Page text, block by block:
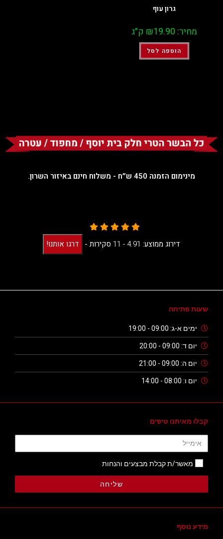
גרון עוף
מחיר: ₪19.90 ק״ג
הוספה לסל
מינימום הזמנה 450 ש״ח - משלוח חינם באיזור השרון.
דירוג ממוצע: 4.91 -
11 סקירות - דרגו אותנו!
שעות פתיחה
ימים א-ג: 09:00 - 19:00
יום ד: 09:00 - 20:00
יום ה: 09:00 - 21:00
יום ו: 08:00 - 14:00
קבלו מאיתנו טיפים
מאשר/ת קבלת מבצעים והנחות
שליחה
מידע נוסף